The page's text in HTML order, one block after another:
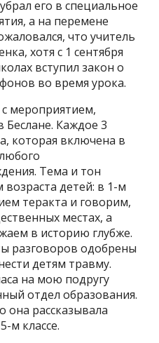
его в специальное
а на перемене
что учитель
хотя с 1 сентября
вступил закон о
во время урока.
мероприятием,
Каждое 3
которая включена в
Тема и тон
возраста детей: в 1-м
теракта и говорим,
местах, а
в историю глубже.
разговоров одобрены
детям травму.
на мою подругу
отдел образования.
она рассказывала
м классе.